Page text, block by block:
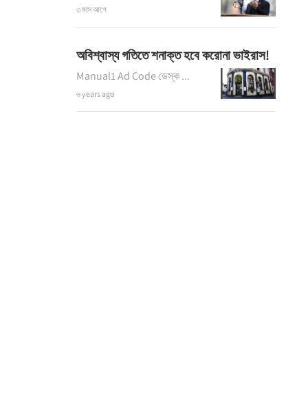
৩ মাস আগে
অবিশ্বাস্য গতিতে শনাক্ত হবে করোনা ভাইরাস!
Manual1 Ad Code ডেস্ক ...
৬ years ago